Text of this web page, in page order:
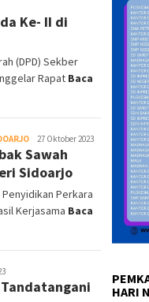
Ke- II di
(DPD) Sekber
Rapat Baca
DetikGo
27 Oktober 2023
Sawah
Sidoarjo
Perkara
Kerjasama Baca
HARI